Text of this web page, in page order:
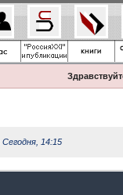
Сегодня, 14:15